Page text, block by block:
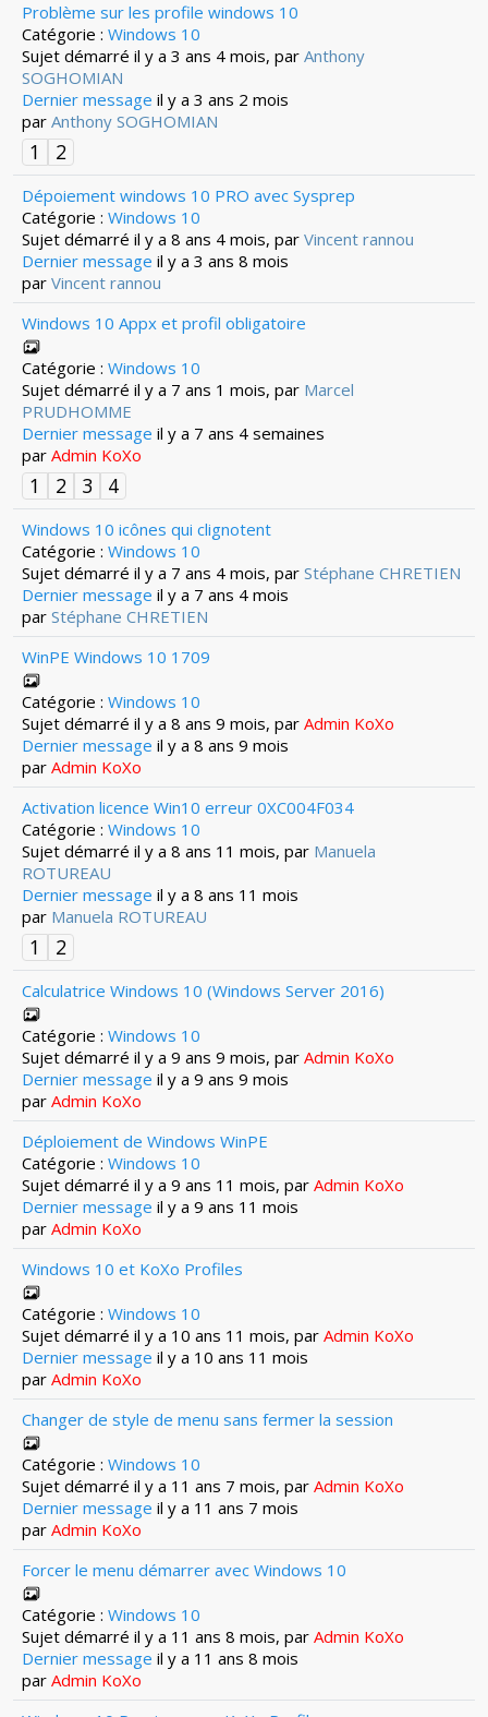
Problème sur les profile windows 10
Catégorie : Windows 10
Sujet démarré il y a 3 ans 4 mois, par Anthony
SOGHOMIAN
Dernier message il y a 3 ans 2 mois
par Anthony SOGHOMIAN
1 2
Dépoiement windows 10 PRO avec Sysprep
Catégorie : Windows 10
Sujet démarré il y a 8 ans 4 mois, par Vincent rannou
Dernier message il y a 3 ans 8 mois
par Vincent rannou
Windows 10 Appx et profil obligatoire
Catégorie : Windows 10
Sujet démarré il y a 7 ans 1 mois, par Marcel
PRUDHOMME
Dernier message il y a 7 ans 4 semaines
par Admin KoXo
1 2 3 4
Windows 10 icônes qui clignotent
Catégorie : Windows 10
Sujet démarré il y a 7 ans 4 mois, par Stéphane CHRETIEN
Dernier message il y a 7 ans 4 mois
par Stéphane CHRETIEN
WinPE Windows 10 1709
Catégorie : Windows 10
Sujet démarré il y a 8 ans 9 mois, par Admin KoXo
Dernier message il y a 8 ans 9 mois
par Admin KoXo
Activation licence Win10 erreur 0XC004F034
Catégorie : Windows 10
Sujet démarré il y a 8 ans 11 mois, par Manuela
ROTUREAU
Dernier message il y a 8 ans 11 mois
par Manuela ROTUREAU
1 2
Calculatrice Windows 10 (Windows Server 2016)
Catégorie : Windows 10
Sujet démarré il y a 9 ans 9 mois, par Admin KoXo
Dernier message il y a 9 ans 9 mois
par Admin KoXo
Déploiement de Windows WinPE
Catégorie : Windows 10
Sujet démarré il y a 9 ans 11 mois, par Admin KoXo
Dernier message il y a 9 ans 11 mois
par Admin KoXo
Windows 10 et KoXo Profiles
Catégorie : Windows 10
Sujet démarré il y a 10 ans 11 mois, par Admin KoXo
Dernier message il y a 10 ans 11 mois
par Admin KoXo
Changer de style de menu sans fermer la session
Catégorie : Windows 10
Sujet démarré il y a 11 ans 7 mois, par Admin KoXo
Dernier message il y a 11 ans 7 mois
par Admin KoXo
Forcer le menu démarrer avec Windows 10
Catégorie : Windows 10
Sujet démarré il y a 11 ans 8 mois, par Admin KoXo
Dernier message il y a 11 ans 8 mois
par Admin KoXo